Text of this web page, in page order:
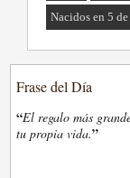
Nacidos en 5
Frase del Día
“El regalo más
tu propia vida.”